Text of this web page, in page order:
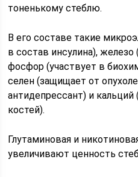
тоненькому стеблю.
В его составе такие
в состав инсулина), железо
фосфор (участвует в
селен (защищает от
антидепрессант) и
костей).
Глутаминовая и
увеличивают ценность